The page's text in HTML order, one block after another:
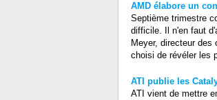
AMD élabore un
Septième trimestre
difficile. Il n'en faut
Meyer, directeur
choisi de révéler les
ATI publie les
ATI vient de mettre